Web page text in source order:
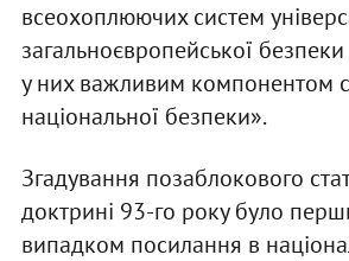
всеохоплюючих систем
загальноєвропейської безпеки
у них важливим компонентом
національної безпеки».
Згадування позаблокового
доктрині 93-го року було
випадком посилання в